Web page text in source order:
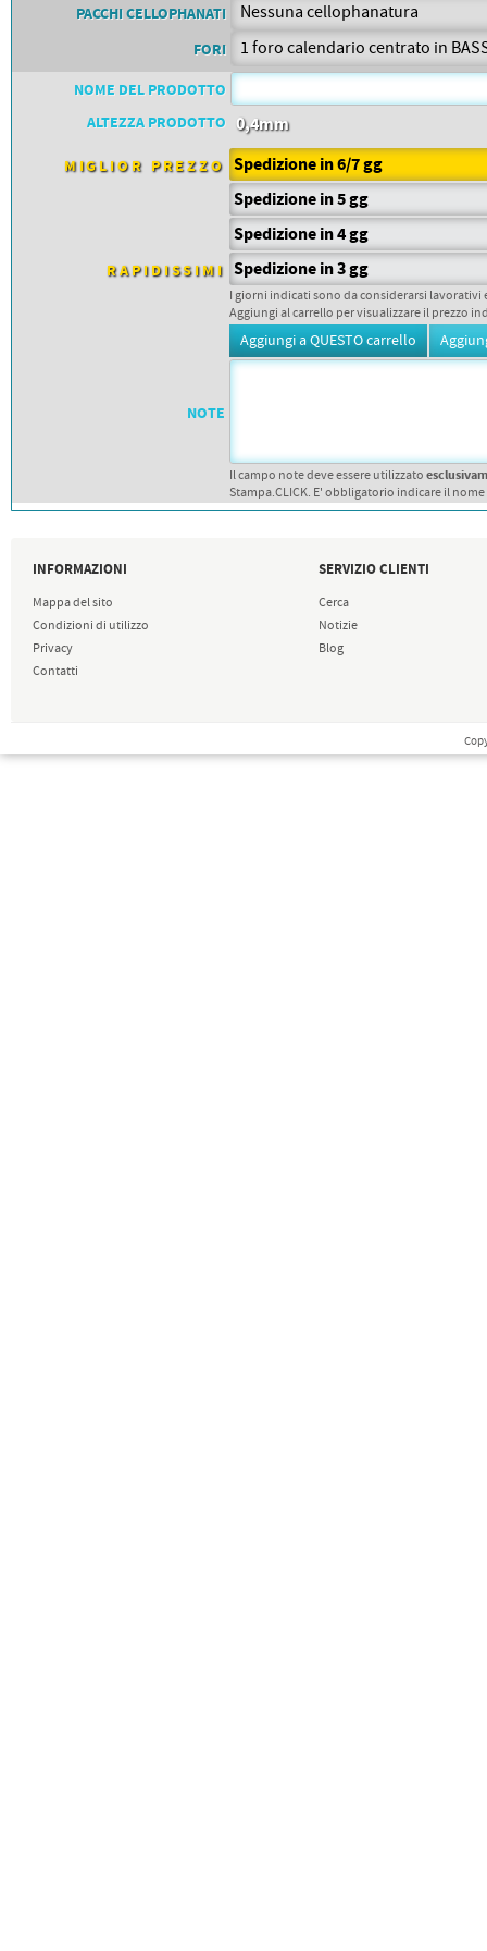
DORSALI TARGHE
PETTORALI NUMERI DA
NUMERI DA GARA MTB
PACCHI CELLOPHANATI
FORI
NOME DEL PRODOTTO
ALTEZZA PRODOTTO 0,4mm
MIGLIOR PREZZO Spedizione in 6/7 gg
Spedizione in 5 gg
Spedizione in 4 gg
RAPIDISSIMI Spedizione in 3 gg
I giorni indicati sono da considerarsi
Aggiungi al carrello per visualizzare il prezzo
NOTE
Il campo note deve essere utilizzato
Stampa.CLICK. E' obbligatorio indicare il
INFORMAZIONI
Mappa del sito
Condizioni di utilizzo
Privacy
Contatti
SERVIZIO CLIENTI
Cerca
Notizie
Blog